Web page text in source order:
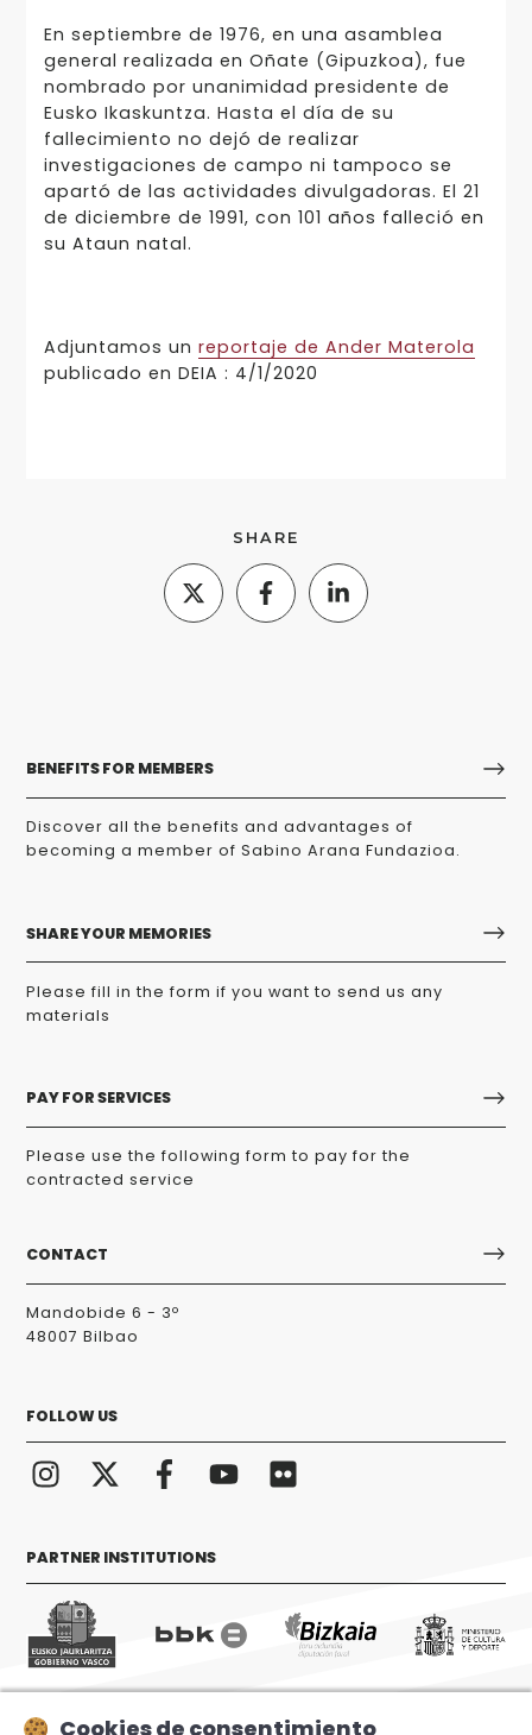
En septiembre de 1976, en una asamblea
general realizada en Oñate (Gipuzkoa), fue
nombrado por unanimidad presidente de
Eusko Ikaskuntza. Hasta el día de su
fallecimiento no dejó de realizar
investigaciones de campo ni tampoco se
apartó de las actividades divulgadoras. El 21
de diciembre de 1991, con 101 años falleció en
su Ataun natal.
Adjuntamos un reportaje de Ander Materola
publicado en DEIA : 4/1/2020
SHARE
BENEFITS FOR MEMBERS
Discover all the benefits and advantages of
becoming a member of Sabino Arana Fundazioa.
SHARE YOUR MEMORIES
Please fill in the form if you want to send us any
materials
PAY FOR SERVICES
Please use the following form to pay for the
contracted service
CONTACT
Mandobide 6 - 3º
48007 Bilbao
FOLLOW US
PARTNER INSTITUTIONS
Cookies de consentimiento